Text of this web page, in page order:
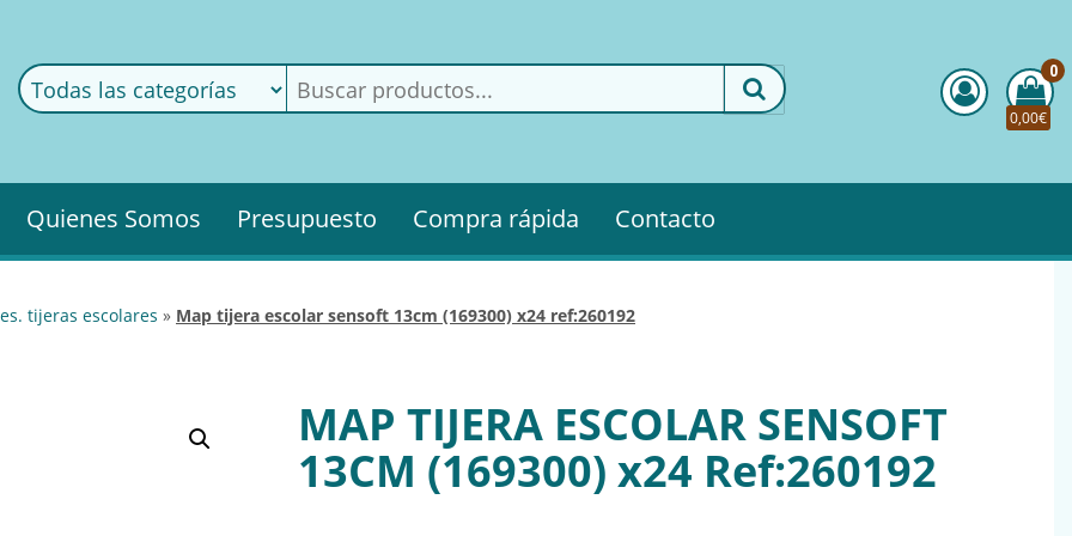
0
0,00€
Quienes Somos Presupuesto Compra rápida Contacto
tijeras escolares » map tijera escolar sensoft 13cm (169300) x24 ref:260192
MAP TIJERA ESCOLAR SENSOFT
13CM (169300) x24 Ref:260192